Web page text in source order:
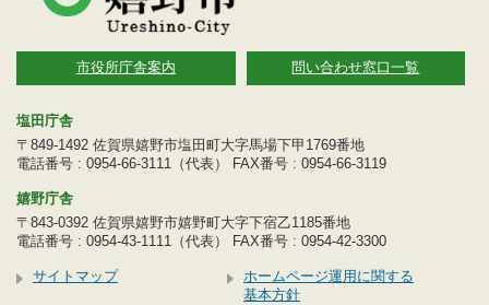
市役所庁舎案内 問い合わせ窓口一覧
塩田庁舎
〒849-1492 佐賀県嬉野市塩田町大字馬場下甲1769番地
電話番号 : 0954-66-3111（代表） FAX番号 : 0954-66-3119
嬉野庁舎
〒843-0392 佐賀県嬉野市嬉野町大字下宿乙1185番地
電話番号 : 0954-43-1111（代表） FAX番号 : 0954-42-3300
サイトマップ
ホームページ運用に関する
基本方針